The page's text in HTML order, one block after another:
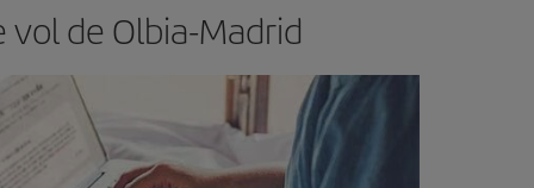
de Olbia-Madrid